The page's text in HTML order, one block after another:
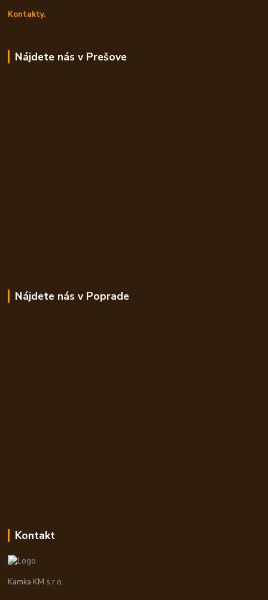
Kontakty.
Nájdete nás v Prešove
Nájdete nás v Poprade
Kontakt
Kamka KM s.r.o.